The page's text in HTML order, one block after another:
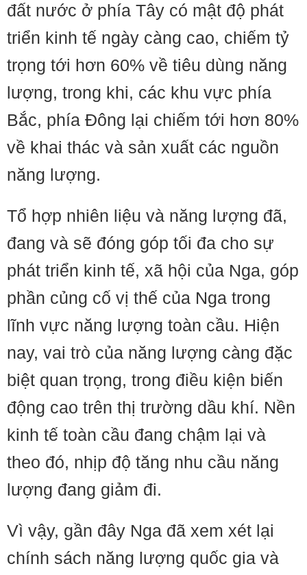
đất nước ở phía Tây có mật độ phát
triển kinh tế ngày càng cao, chiếm tỷ
trọng tới hơn 60% về tiêu dùng năng
lượng, trong khi, các khu vực phía
Bắc, phía Đông lại chiếm tới hơn 80%
về khai thác và sản xuất các nguồn
năng lượng.
Tổ hợp nhiên liệu và năng lượng đã,
đang và sẽ đóng góp tối đa cho sự
phát triển kinh tế, xã hội của Nga, góp
phần củng cố vị thế của Nga trong
lĩnh vực năng lượng toàn cầu. Hiện
nay, vai trò của năng lượng càng đặc
biệt quan trọng, trong điều kiện biến
động cao trên thị trường dầu khí. Nền
kinh tế toàn cầu đang chậm lại và
theo đó, nhịp độ tăng nhu cầu năng
lượng đang giảm đi.
Vì vậy, gần đây Nga đã xem xét lại
chính sách năng lượng quốc gia và